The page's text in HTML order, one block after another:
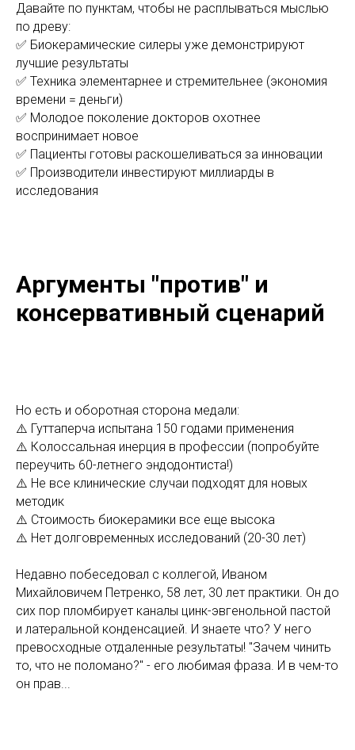
Давайте по пунктам, чтобы не расплываться мыслью
по древу:
✅ Биокерамические силеры уже демонстрируют
лучшие результаты
✅ Техника элементарнее и стремительнее (экономия
времени = деньги)
✅ Молодое поколение докторов охотнее
воспринимает новое
✅ Пациенты готовы раскошеливаться за инновации
✅ Производители инвестируют миллиарды в
исследования
Аргументы "против" и
консервативный сценарий
Но есть и оборотная сторона медали:
⚠️ Гуттаперча испытана 150 годами применения
⚠️ Колоссальная инерция в профессии (попробуйте
переучить 60-летнего эндодонтиста!)
⚠️ Не все клинические случаи подходят для новых
методик
⚠️ Стоимость биокерамики все еще высока
⚠️ Нет долговременных исследований (20-30 лет)
Недавно побеседовал с коллегой, Иваном
Михайловичем Петренко, 58 лет, 30 лет практики. Он до
сих пор пломбирует каналы цинк-эвгенольной пастой
и латеральной конденсацией. И знаете что? У него
превосходные отдаленные результаты! "Зачем чинить
то, что не поломано?" - его любимая фраза. И в чем-то
он прав...